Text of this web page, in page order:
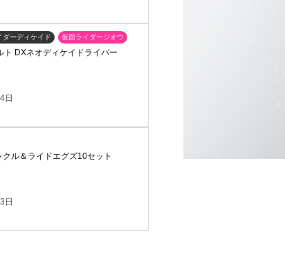
ダーディケイド 仮面ライダージオウ
ト DXネオディケイドライバー
日
ル＆ライドエグズ10セット
日